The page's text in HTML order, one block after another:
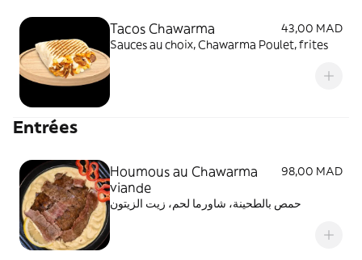
Tacos Chawarma
43,00 MAD
Sauces au choix, Chawarma Poulet, frites
Entrées
Houmous au Chawarma
viande
98,00 MAD
حمص بالطحينة، شاورما لحم، زيت الزيتون